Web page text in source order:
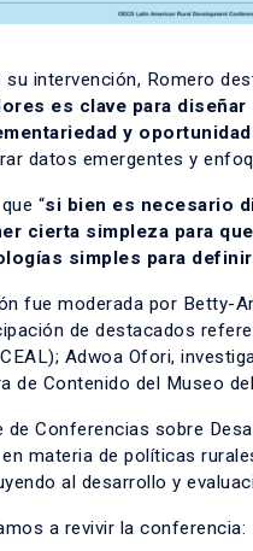
su intervención, Romero
es clave para
y
datos emergentes y
“si bien es necesario
cierta simpleza para
simples para
fue moderada por Betty-
de destacados
Adwoa Ofori,
de Contenido del Museo
de Conferencias sobre
materia de políticas
al desarrollo y
a revivir la conferencia: